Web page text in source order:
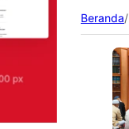
Beranda/